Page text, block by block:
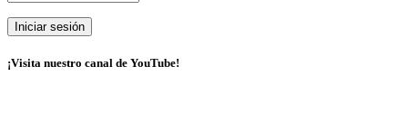
¡Visita nuestro canal de YouTube!